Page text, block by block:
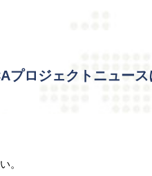
プロジェクトニュー
。